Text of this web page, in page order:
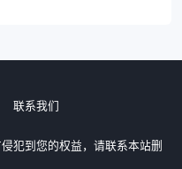
联系我们
犯到您的权益，请联系本站删